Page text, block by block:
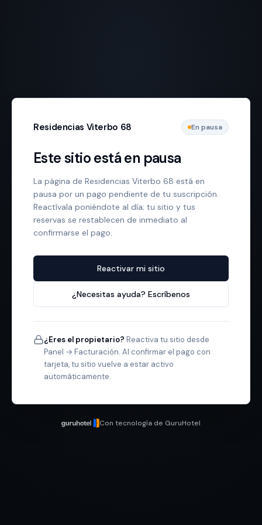
Residencias Viterbo 68 En pausa
Este sitio está en pausa
La página de Residencias Viterbo 68 está en
pausa por un pago pendiente de tu suscripción.
Reactívala poniéndote al día; tu sitio y tus
reservas se restablecen de inmediato al
confirmarse el pago.
Reactivar mi sitio
¿Necesitas ayuda? Escríbenos
¿Eres el propietario? Reactiva tu sitio desde
Panel → Facturación. Al confirmar el pago con
tarjeta, tu sitio vuelve a estar activo
automáticamente.
Con tecnología de GuruHotel